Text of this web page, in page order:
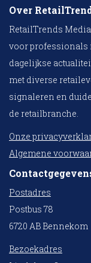
Over
RetailTrends
voor professionals
dagelijkse
met diverse
signaleren en
de retailbranche.
Onze
Algemene
Postadres
Postbus 78
6720 AB Bennekom
Bezoekadres